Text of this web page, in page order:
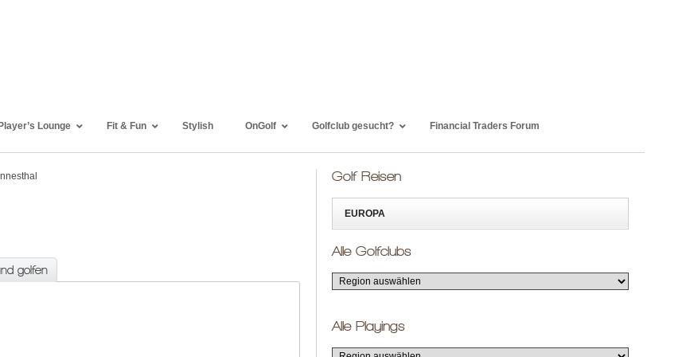
Player’s Lounge Fit & Fun Stylish OnGolf Golfclub gesucht? Financial Traders Forum
golfen
Golf Reisen
EUROPA
Alle Golfclubs
Alle Playings